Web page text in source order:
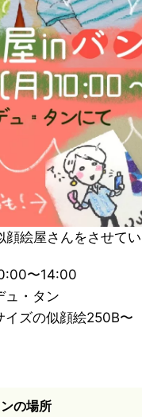
絵屋さんをさせてい
〜14:00
・タン
ズの似顔絵250B〜
の場所